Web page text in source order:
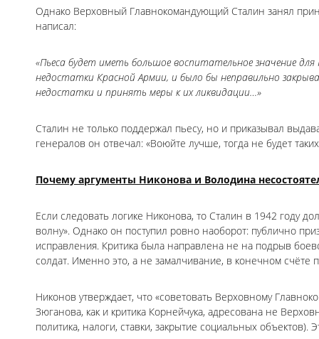
Однако Верховный Главнокомандующий Сталин занял
написал:
«Пьеса будет иметь большое воспитательное значение
недостатки Красной Армии, и было бы неправильно
недостатки и принять меры к их ликвидации…»
Сталин не только поддержал пьесу, но и приказывал
генералов он отвечал: «Воюйте лучше, тогда не будет
Почему аргументы Никонова и Володина
Если следовать логике Никонова, то Сталин в 1942 году
волну». Однако он поступил ровно наоборот: публично
исправления. Критика была направлена не на подрыв
солдат. Именно это, а не замалчивание, в конечном счёте
Никонов утверждает, что «советовать Верховному
Зюганова, как и критика Корнейчука, адресована не
политика, налоги, ставки, закрытие социальных